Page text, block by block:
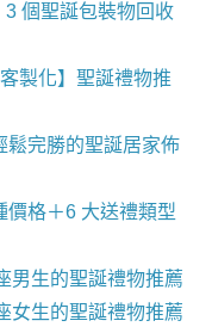
3 個聖誕包裝物回收
製化】聖誕禮物推
鬆完勝的聖誕居家佈
價格＋6 大送禮類型
男生的聖誕禮物推薦
女生的聖誕禮物推薦